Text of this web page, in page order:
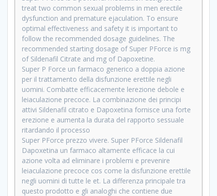
treat two common sexual problems in men erectile
dysfunction and premature ejaculation. To ensure
optimal effectiveness and safety it is important to
follow the recommended dosage guidelines. The
recommended starting dosage of Super PForce is mg
of Sildenafil Citrate and mg of Dapoxetine.
Super P Force un farmaco generico a doppia azione
per il trattamento della disfunzione erettile negli
uomini. Combatte efficacemente lerezione debole e
leiaculazione precoce. La combinazione dei principi
attivi Sildenafil citrato e Dapoxetina fornisce una forte
erezione e aumenta la durata del rapporto sessuale
ritardando il processo
Super PForce prezzo vivere. Super PForce Sildenafil
Dapoxetina un farmaco altamente efficace la cui
azione volta ad eliminare i problemi e prevenire
leiaculazione precoce cos come la disfunzione erettile
negli uomini di tutte le et. La differenza principale tra
questo prodotto e gli analoghi che contiene due